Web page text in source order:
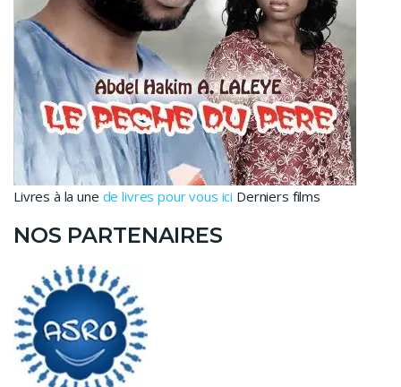
Livres à la une de livres pour vous ici Derniers films
NOS PARTENAIRES